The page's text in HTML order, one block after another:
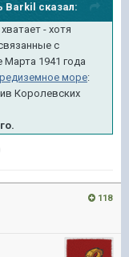
Barkil сказал:
- хотя
с
1941 года
море:
Королевских
118